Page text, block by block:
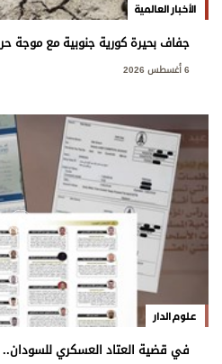
الأخبار العالمية
جفاف بحيرة كورية جنوبية مع موجة
6 أغسطس 2026
علوم الدار
في قضية العتاد العسكري للسودان..